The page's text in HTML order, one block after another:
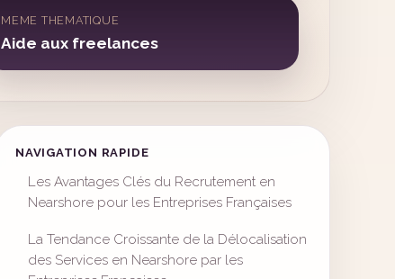
MEME THEMATIQUE
Aide aux freelances
NAVIGATION RAPIDE
Les Avantages Clés du Recrutement en
Nearshore pour les Entreprises Françaises
La Tendance Croissante de la Délocalisation
des Services en Nearshore par les